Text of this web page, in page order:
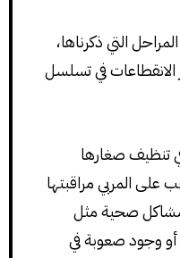
التي ذكرناها،
في تسلسل
تنظيف صغارها
على المربي مراقبتها
صحية مثل
وجود صعوبة في